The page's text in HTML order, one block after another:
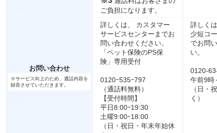
お問い合わせ
※サービス向上のため、通話内容を
録音させていただきます。
ご負担になります。
詳しくは、 カスタマー
サービスセンターまでお
問い合わせください。
「ペット保険のPS保
険」専用受付
0120ｰ535ｰ797
（通話料無料）
【受付時間】
平日8:00ｰ19:30
土曜9:00ｰ18:00
（日・祝日・年末年始休
詳しく
少短コ
でお問
い。
0120-
午前9時
（日・
く）